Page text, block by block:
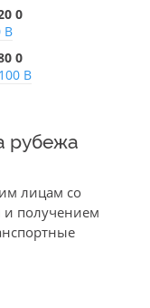
0
В
0
В
рубежа
лицам со
получением